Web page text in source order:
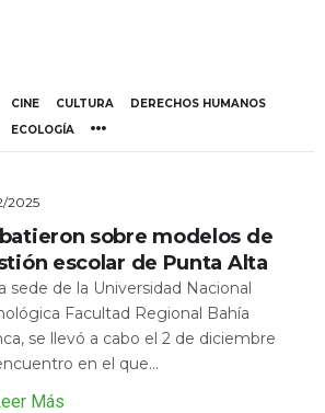
CINE CULTURA
DERECHOS HUMANOS
ECOLOGÍA
2025
sobre modelos de
escolar de Punta Alta
sede de la Universidad Nacional
Facultad Regional Bahía
se llevó a cabo el 2 de diciembre
en el que...
Más